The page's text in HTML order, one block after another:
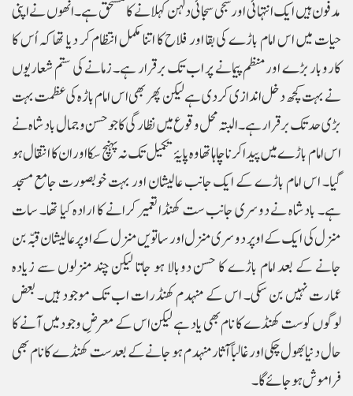
مدفون ہیں ایک انتہائی اور سجی سجائی دلہن کہلانے کا مستحق ہے۔ انھوں نے اپنی
حیات میں اس امام باڑے کی بقا اور فلاح کا اتنا مکمل انتظام کر دیا تھا کہ اُس کا
کاروبار بڑے اور منظم پیمانے پر اب تک برقرار ہے۔ زمانے کی ستم شعاریوں
نے بہت کچھ دخل اندازی کر دی ہے لیکن پھر بھی اس امام باڑہ کی عظمت بہت
بڑی حد تک برقرار ہے۔ البتہ محل وقوع میں نظارگی کا جو حسن و جمال بادشاہ نے
اس امام باڑے میں پیدا کرنا چاہا تھا وہ پایۂ تکمیل تک نہ پہنچ سکا اور ان کا انتقال ہو
گیا۔ اس امام باڑے کے ایک جانب عالیشان اور بہت خوبصورت جامع مسجد
ہے۔ بادشاہ نے دوسری جانب ست کھنڈا تعمیر کرانے کا ارادہ کیا تھا۔ سات
منزل کی ایک کے اوپر دوسری منزل اور ساتویں منزل کے اوپر عالیشان قبّہ بن
جانے کے بعد امام باڑے کا حسن دوبالا ہو جاتا لیکن چند منزلوں سے زیادہ
عمارت نہیں بن سکی۔ اس کے منہدم کھنڈرات اب تک موجود ہیں۔ بعض
لوگوں کو ست کھنڈے کا نام بھی یاد ہے لیکن اس کے معرضِ وجود میں آنے کا
حال دنیا بھول چکی اور غالباً آثار منہدم ہو جانے کے بعد ست کھنڈے کا نام بھی
فراموش ہو جائے گا۔